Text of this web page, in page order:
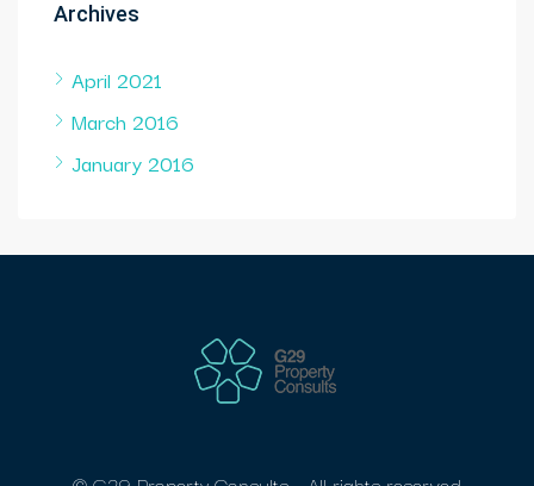
Archives
April 2021
March 2016
January 2016